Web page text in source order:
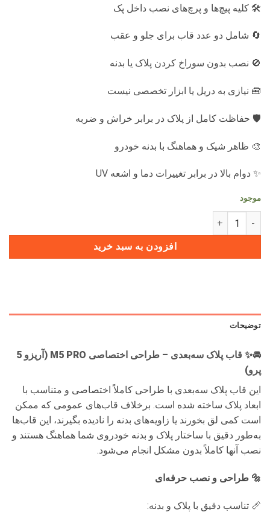
🛠️ کلیه پیچ‌ها و پرچ‌های نصب داخل پک
🔄 شامل دو عدد قاب برای جلو و عقب
🚫 نصب بدون سوراخ کردن پلاک یا بدنه
🧰 نیازی به دریل یا ابزار تخصصی نیست
🛡️ حفاظت کامل از پلاک در برابر خراش و ضربه
🎨 ظاهر شیک و هماهنگ با بدنه خودرو
✨ دوام بالا در برابر تغییرات دما و اشعه UV
موجود
قاب پلاک اختصاصی M5 PRO (آریزو 5 پرو) (بسته دو عددی) عدد
افزودن به سبد خرید
توضیحات
🚘✨ قاب پلاک سه‌بعدی – طراحی اختصاصی M5 PRO (آریزو 5
پرو)
این قاب پلاک سه‌بعدی با طراحی کاملاً اختصاصی و متناسب با
ابعاد پلاک ساخته شده است. برخلاف قاب‌های عمومی که ممکن
است کمی لق بخورند یا زاویه‌های بدنه را نادیده بگیرند، این قاب‌ها
به‌طور دقیق با ساختار پلاک و بدنه خودروی شما هماهنگ هستند و
نصب آنها کاملاً بدون مشکل انجام می‌شود.
🔩 طراحی و نصب حرفه‌ای
📏 تناسب دقیق با پلاک و بدنه: